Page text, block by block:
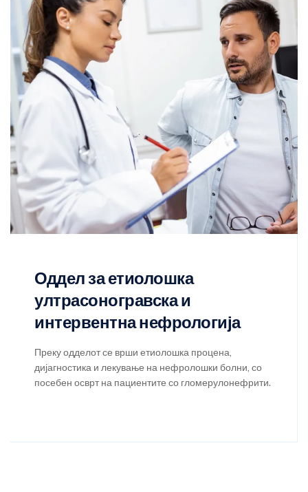
Оддел за етиолошка
ултрасоногравска и
интервентна нефрологија
Преку одделот се врши етиолошка процена,
дијагностика и лекување на нефролошки болни, со
посебен осврт на пациентите со гломерулонефрити.